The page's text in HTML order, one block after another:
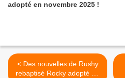
adopté en novembre 2025 !
< Des nouvelles de Rushy
rebaptisé Rocky adopté en